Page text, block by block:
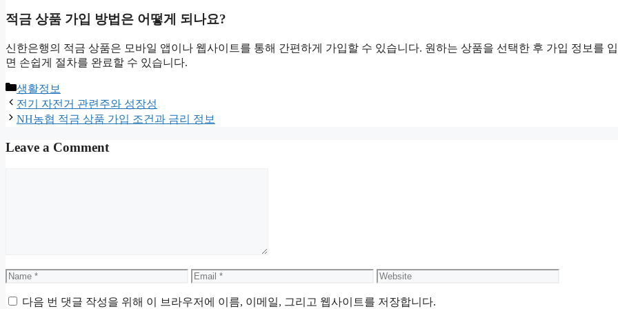
적금 상품 가입 방법은 어떻게 되나요?
신한은행의 적금 상품은 모바일 앱이나 웹사이트를 통해 간편하게 가입할 수 있습니다. 원하는 상품을 선택한 후 가입 정보를
면 손쉽게 절차를 완료할 수 있습니다.
Categories
생활정보
전기 자전거 관련주와 성장성
NH농협 적금 상품 가입 조건과 금리 정보
Leave a Comment
Name Email Website
다음 번 댓글 작성을 위해 이 브라우저에 이름, 이메일, 그리고 웹사이트를 저장합니다.